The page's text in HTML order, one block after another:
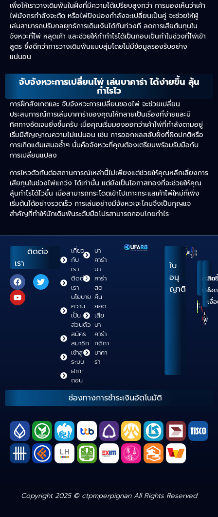
เพื่อให้เราวางเดิมพันในฝั่งที่มีความได้เปรียบสูงกว่า การมองเห็นว่าเค้า
ไพ่มังกรกำลังจะตัด หรือไพ่ปิงปองกำลังจะเปลี่ยนเป็นคู่ จะช่วยให้ผู้
เล่นสามารถปรับกลยุทธ์การเดินเงินได้ทันท่วงที ลดการเสียต้นทุนใน
จังหวะที่ไพ่ หลุดเค้า และช่วยให้ทำกำไรได้เป็นกอบเป็นกำในช่วงที่ไพ่เข้า
สูตร ซึ่งดีกว่าการวางเดิมพันแบบสุ่มโดยไม่มีข้อมูลรองรับอย่าง
แน่นอน
จับจังหวะการเปลี่ยนไพ่ เล่นบาคาร่า ได้ง่ายขึ้น ลุ้น
กำไรไว
การฝึกสังเกตและ จับจังหวะการเปลี่ยนของไพ่ จะช่วยเปลี่ยน
ประสบการณ์การเล่นบาคาร่าของคุณให้กลายเป็นเรื่องที่ง่ายและมี
ทิศทางชัดเจนยิ่งขึ้นครับ เมื่อคุณเริ่มมองออกว่าเค้าไพ่ที่กำลังตามอยู่
เริ่มมีสัญญาณความไม่แน่นอน เช่น การออกผลสลับฝั่งที่ผิดปกติหรือ
การเกิดแต้มเสมอซ้ำๆ นั่นคือจังหวะที่คุณต้องเตรียมพร้อมรับมือกับ
การเปลี่ยนแปลง
การไหวตัวทันต่อสถานการณ์เหล่านี้ไม่เพียงแต่ช่วยให้คุณหลีกเลี่ยงการ
เสียทุนในช่วงไพ่แกว่ง ได้เท่านั้น แต่ยังเป็นโอกาสทองที่จะช่วยให้คุณ
ลุ้นกำไรได้ไวขึ้น เมื่อสามารถกระโดดเข้าไปเกาะกระแสเค้าไพ่ใหม่ที่เพิ่ง
เริ่มต้นได้อย่างรวดเร็ว การเล่นอย่างมีจังหวะจะโคนจึงเป็นกุญแจ
สำคัญที่ทำให้นักเดิมพันระดับมือโปรสามารถกอบโกยกำไร
ใบ
อนุ
ญาติ
ความ
ปลอ
สิท
&
เงื่
เกี่ยว
กับ
เรา
ติดต่อ
เรา
นโยบาย
ความ
เป็น
ส่วนตัว
สมัคร
สมาชิก
เข้าสู่
ระบบ
ฝาก-
ถอน
บา
คาร่า
บา
คาร่า
สด
คืน
ยอด
เสีย
บา
คาร่า
กติกา
บาคา
ร่า
ติดต่อ
เรา
ช่องทางการชำระเงินอัตโนมัติ
Copyright 2025 © ctpmperpignan All Rights Reserved